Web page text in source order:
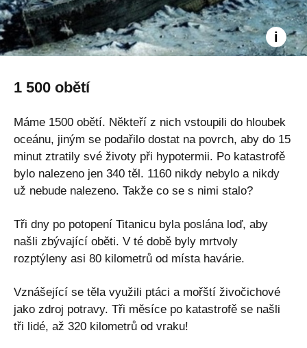
1 500 obětí
Máme 1500 obětí. Někteří z nich vstoupili do hloubek
oceánu, jiným se podařilo dostat na povrch, aby do 15
minut ztratily své životy při hypotermii. Po katastrofě
bylo nalezeno jen 340 těl. 1160 nikdy nebylo a nikdy
už nebude nalezeno. Takže co se s nimi stalo?
Tři dny po potopení Titanicu byla poslána loď, aby
našli zbývající oběti. V té době byly mrtvoly
rozptýleny asi 80 kilometrů od místa havárie.
Vznášející se těla využili ptáci a mořští živočichové
jako zdroj potravy. Tři měsíce po katastrofě se našli
tři lidé, až 320 kilometrů od vraku!